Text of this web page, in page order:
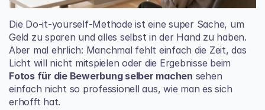
Die Do-it-yourself-Methode ist eine super Sache, um
Geld zu sparen und alles selbst in der Hand zu haben.
Aber mal ehrlich: Manchmal fehlt einfach die Zeit, das
Fotos für die Bewerbung selber machen sehen
einfach nicht so professionell aus, wie man es sich
erhofft hat.